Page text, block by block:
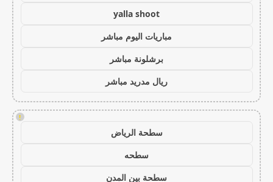
yalla shoot
مباريات اليوم مباشر
برشلونة مباشر
ريال مدريد مباشر
!
سطحة الرياض
سطحه
سطحة بين المدن